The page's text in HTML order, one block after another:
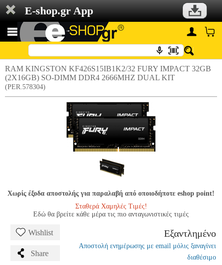
E-shop.gr App
RAM KINGSTON KF426S15IB1K2/32 FURY IMPACT 32GB
(2X16GB) SO-DIMM DDR4 2666MHZ DUAL KIT
(PER.578304)
Χωρίς έξοδα αποστολής για παραλαβή από οποιοδήποτε eshop point!
Σταθερά Χαμηλές Τιμές!
Εδώ θα βρείτε κάθε μέρα τις πιο ανταγωνιστικές τιμές
Wishlist
Share
Εξαντλημένο
Αποστολή ενημέρωσης με email μόλις ξαναγίνει
διαθέσιμο